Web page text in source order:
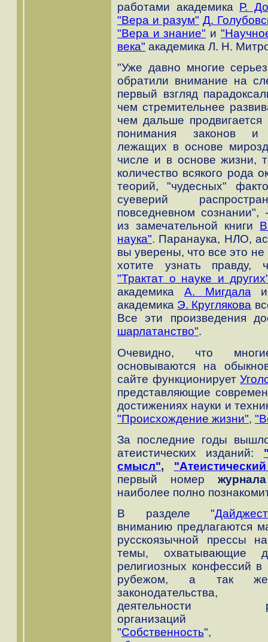
работами академика Р.
"Вера и разум" Д.
"Вера и знание" и
века" академика Л. Н.
"Уже давно многие
обратили внимание на
первый взгляд
чем стремительнее
чем дальше
понимания законов и
лежащих в основе
числе и в основе жизни,
количество всякого рода
теорий, "чудесных"
суеверий
повседневном сознании",
из замечательной книги
наука". Паранаука, НЛО,
вы уверены, что все это
хотите узнать правду,
"Трактат о науке и
академика А. Мигдалаи
академика Э. Круглякова
Все эти произведения
шарлатанство".
Очевидно, что
основываются на
сайте функционирует
представляющие
достижениях науки и
"Происхождение жизни",
За последние годы
атеистических изданий:
смысл",
первый номержурнала
наиболее полно
В разделе "Дайджест
вниманию предлагаются
русскоязычной прессы
темы, охватывающие
религиозных конфессий
рубежом, а так же
законодательства,
деятельности
"Собственность",